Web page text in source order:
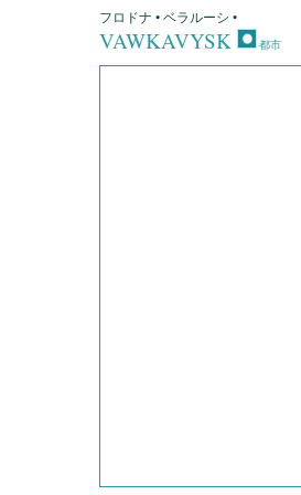
フロドナ • ベラルーシ •
VAWKAVYSK 都市